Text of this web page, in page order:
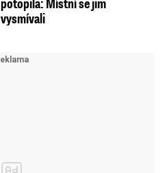
vysmívali